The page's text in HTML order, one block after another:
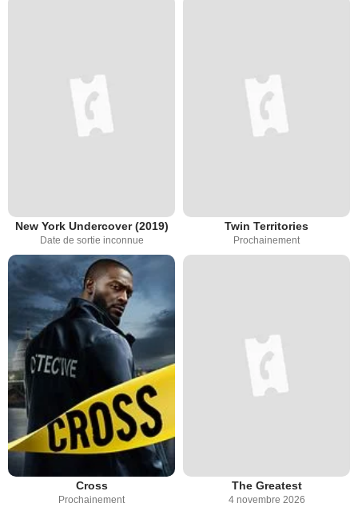
New York Undercover (2019)
Date de sortie inconnue
Twin Territories
Prochainement
Cross
Prochainement
The Greatest
4 novembre 2026